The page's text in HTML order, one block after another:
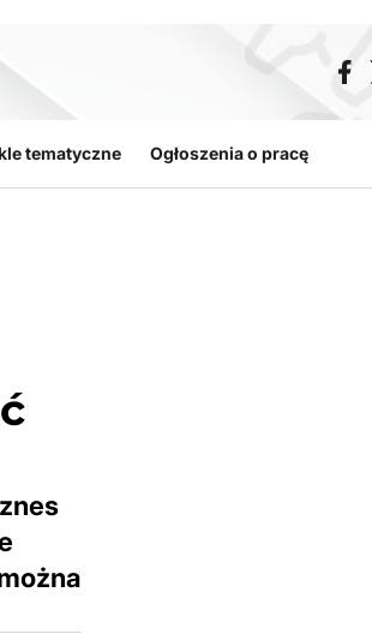
tematyczne Ogłoszenia o pracę